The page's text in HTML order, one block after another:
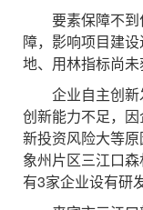
要素保障不到
障，影响项目建
地、用林指标尚未
企业自主创新
创新能力不足，
新投资风险大等原
象州片区三江口
有3家企业设有研